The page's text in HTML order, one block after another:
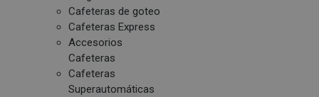
Cafeteras de goteo
Cafeteras Express
Accesorios
Cafeteras
Cafeteras
Superautomáticas